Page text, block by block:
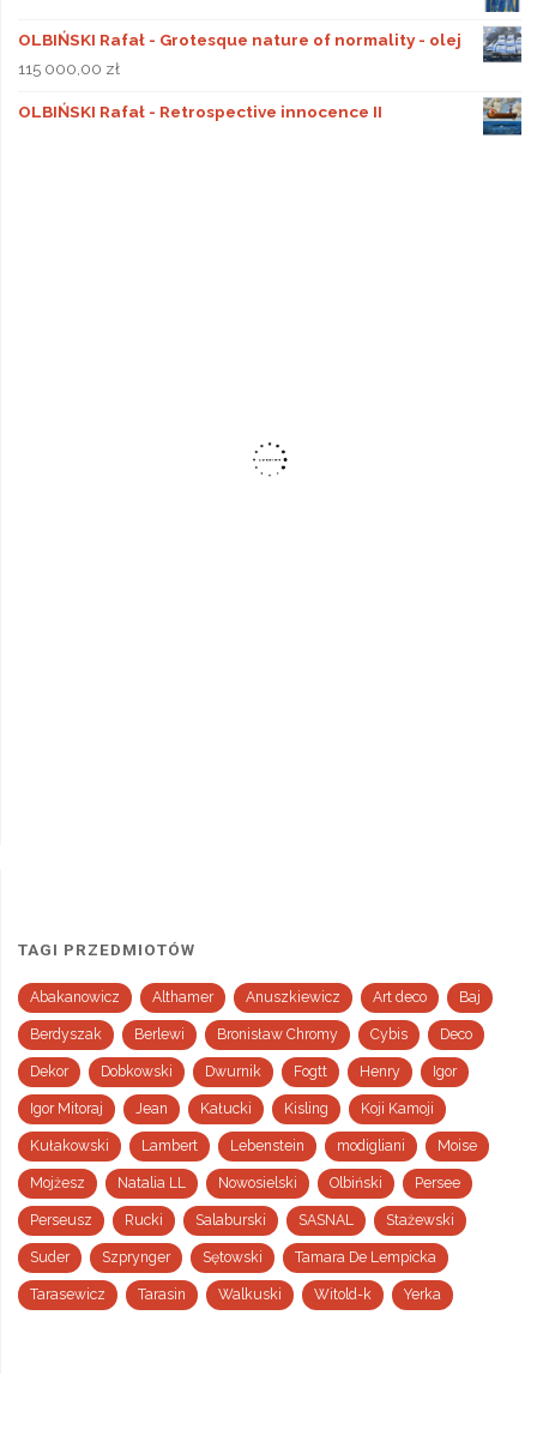
OLBIŃSKI Rafał - Grotesque nature of normality - olej
115 000,00 zł
OLBIŃSKI Rafał - Retrospective innocence II
TAGI PRZEDMIOTÓW
Abakanowicz Althamer Anuszkiewicz Art deco Baj
Berdyszak Berlewi Bronisław Chromy Cybis Deco
Dekor Dobkowski Dwurnik Fogtt Henry Igor
Igor Mitoraj Jean Kałucki Kisling Koji Kamoji
Kułakowski Lambert Lebenstein modigliani Moise
Mojżesz Natalia LL Nowosielski Olbiński Persee
Perseusz Rucki Salaburski SASNAL Stażewski
Suder Szprynger Sętowski Tamara De Lempicka
Tarasewicz Tarasin Walkuski Witold-k Yerka